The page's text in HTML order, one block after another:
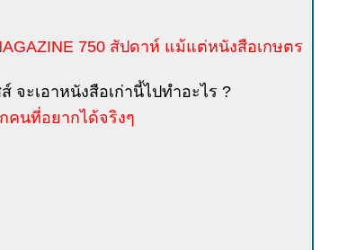
750 สัปดาห์ แม้แต่หนังสือเกษตร
จะเอาหนังสือเก่านี้ไปทำอะไร ?
คนที่อยากได้จริงๆ